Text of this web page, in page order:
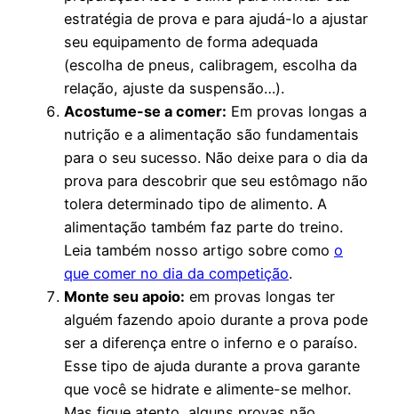
estratégia de prova e para ajudá-lo a ajustar
seu equipamento de forma adequada
(escolha de pneus, calibragem, escolha da
relação, ajuste da suspensão…).
Acostume-se a comer: Em provas longas a
nutrição e a alimentação são fundamentais
para o seu sucesso. Não deixe para o dia da
prova para descobrir que seu estômago não
tolera determinado tipo de alimento. A
alimentação também faz parte do treino.
Leia também nosso artigo sobre como o
que comer no dia da competição.
Monte seu apoio: em provas longas ter
alguém fazendo apoio durante a prova pode
ser a diferença entre o inferno e o paraíso.
Esse tipo de ajuda durante a prova garante
que você se hidrate e alimente-se melhor.